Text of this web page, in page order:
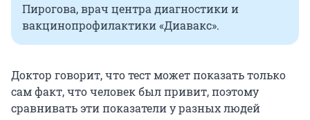
Пирогова, врач центра диагностики и
вакцинопрофилактики «Диавакс».
Доктор говорит, что тест может показать только
сам факт, что человек был привит, поэтому
сравнивать эти показатели у разных людей